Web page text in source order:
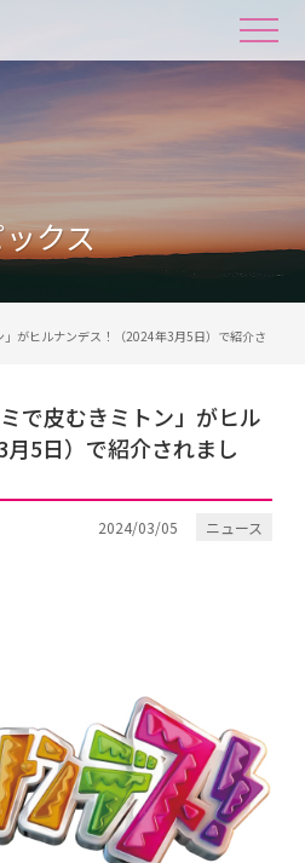
クス
」がヒルナンデス！（2024年3月5日）で紹介さ
で皮むきミトン」がヒル
5日）で紹介されまし
2024/03/05 ニュース